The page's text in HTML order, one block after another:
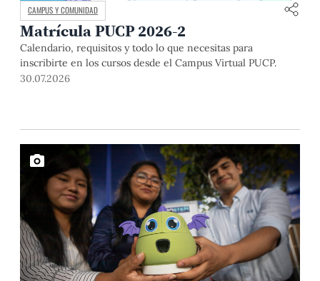
CAMPUS Y COMUNIDAD
Matrícula PUCP 2026-2
Calendario, requisitos y todo lo que necesitas para
inscribirte en los cursos desde el Campus Virtual PUCP.
30.07.2026